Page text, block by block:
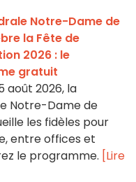
Notre-Dame de
la Fête de
2026 : le
gratuit
août 2026, la
Notre-Dame de
les fidèles pour
entre offices et
le programme. [Lire